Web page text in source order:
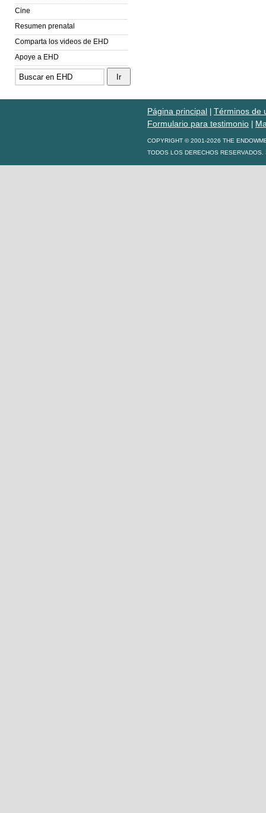
Cine
Resumen prenatal
Comparta los videos de EHD
Apoye a EHD
Página principal
Términos de
Formulario para testimonio
COPYRIGHT © 2001-2026 THE
TODOS LOS DERECHOS